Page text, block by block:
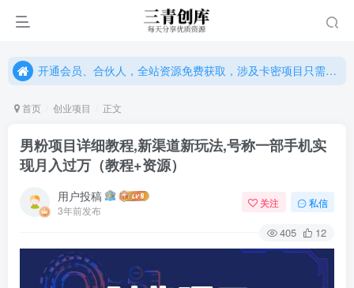
开通会员、合伙人，全站资源免费获取，涉及卡密项目只需单独购卡密（位置：网站右下悬浮按钮）
开通会员、合伙人，全站资源免费获取，涉及卡密项目只需单独购卡密（位置：网站右下悬浮按钮）
首页 创业项目 正文
男粉项目详细教程,新渠道新玩法,号称一部手机实
现月入过万（教程+资源）
用户投稿
3年前发布
关注 私信
405 12